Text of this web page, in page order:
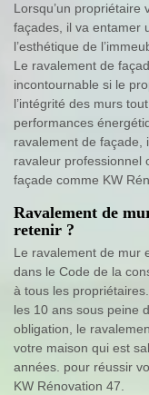
Lorsqu’un
façades, il va entamer
l’esthétique de
Le ravalement de
incontournable si le
l’intégrité des murs
performances
ravalement de façade,
ravaleur professionnel
façade comme KW
Ravalement de
retenir ?
Le ravalement de mur
dans le Code de la
à tous les
les 10 ans sous peine
obligation, le
votre maison qui est
années. pour réussir
KW Rénovation 47.